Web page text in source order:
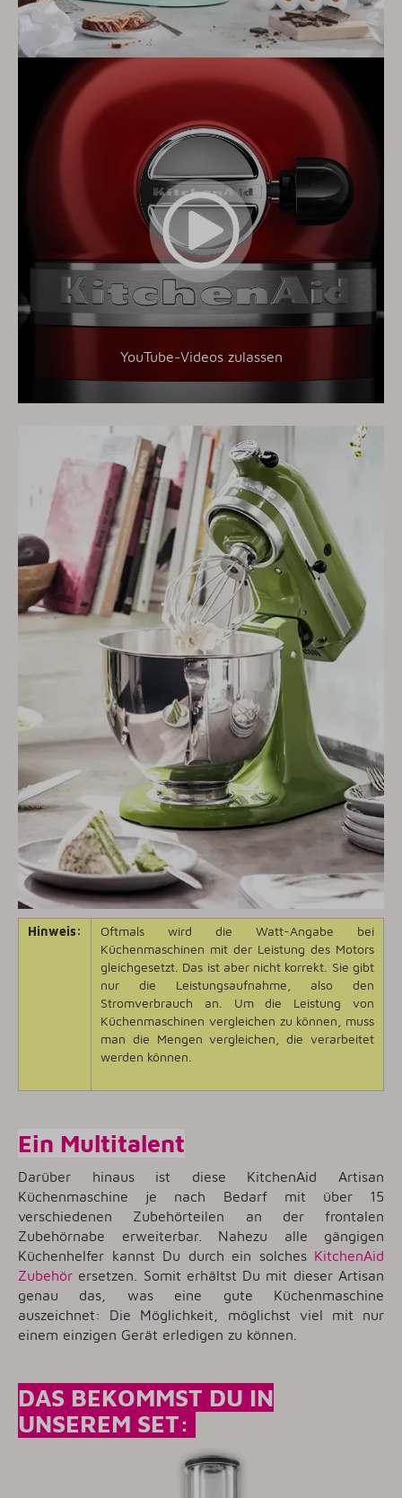
YouTube-Videos zulassen
Hinweis:
Oftmals wird die Watt-Angabe bei
Küchenmaschinen mit der Leistung des Motors
gleichgesetzt. Das ist aber nicht korrekt. Sie gibt
nur die Leistungsaufnahme, also den
Stromverbrauch an. Um die Leistung von
Küchenmaschinen vergleichen zu können, muss
man die Mengen vergleichen, die verarbeitet
werden können.
Ein Multitalent
Darüber hinaus ist diese KitchenAid Artisan
Küchenmaschine je nach Bedarf mit über 15
verschiedenen Zubehörteilen an der frontalen
Zubehörnabe erweiterbar. Nahezu alle gängigen
Küchenhelfer kannst Du durch ein solches KitchenAid
Zubehör ersetzen. Somit erhältst Du mit dieser Artisan
genau das, was eine gute Küchenmaschine
auszeichnet: Die Möglichkeit, möglichst viel mit nur
einem einzigen Gerät erledigen zu können.
DAS BEKOMMST DU IN
UNSEREM SET: